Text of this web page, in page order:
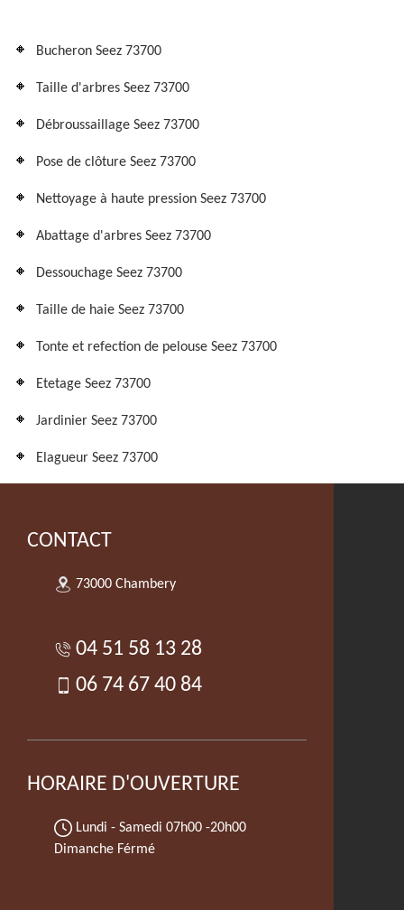
Bucheron Seez 73700
Taille d'arbres Seez 73700
Débroussaillage Seez 73700
Pose de clôture Seez 73700
Nettoyage à haute pression Seez 73700
Abattage d'arbres Seez 73700
Dessouchage Seez 73700
Taille de haie Seez 73700
Tonte et refection de pelouse Seez 73700
Etetage Seez 73700
Jardinier Seez 73700
Elagueur Seez 73700
CONTACT
73000 Chambery
04 51 58 13 28
06 74 67 40 84
HORAIRE D'OUVERTURE
Lundi - Samedi 07h00 -20h00
Dimanche Férmé